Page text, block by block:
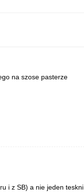
na szose pasterze
i z SB) a nie jeden teskni